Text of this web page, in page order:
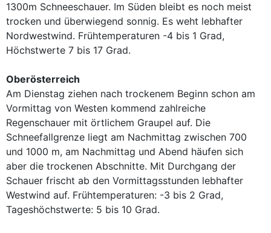
1300m Schneeschauer. Im Süden bleibt es noch meist
trocken und überwiegend sonnig. Es weht lebhafter
Nordwestwind. Frühtemperaturen -4 bis 1 Grad,
Höchstwerte 7 bis 17 Grad.
Oberösterreich
Am Dienstag ziehen nach trockenem Beginn schon am
Vormittag von Westen kommend zahlreiche
Regenschauer mit örtlichem Graupel auf. Die
Schneefallgrenze liegt am Nachmittag zwischen 700
und 1000 m, am Nachmittag und Abend häufen sich
aber die trockenen Abschnitte. Mit Durchgang der
Schauer frischt ab den Vormittagsstunden lebhafter
Westwind auf. Frühtemperaturen: -3 bis 2 Grad,
Tageshöchstwerte: 5 bis 10 Grad.